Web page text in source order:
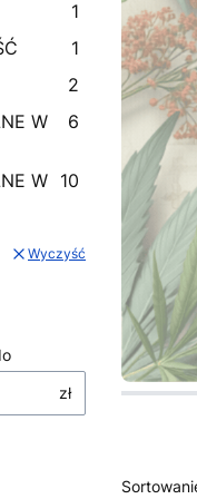
1
1
2
W
6
W 10
Wyczyść
zł
Naciśnij
Naciśnij
Naciśnij
Lista